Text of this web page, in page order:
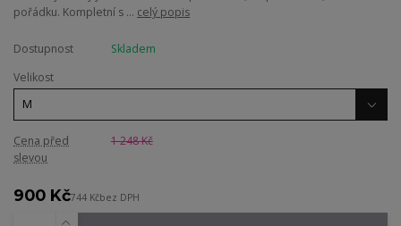
pořádku. Kompletní s ... celý popis
Dostupnost
Skladem
Velikost
Cena před
slevou
1 248 Kč
900 Kč744 Kčbez DPH